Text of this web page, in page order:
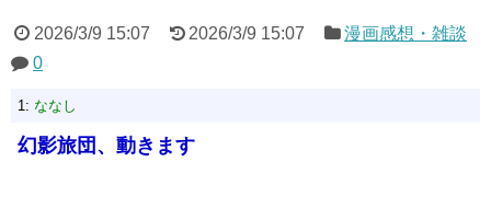
2026/3/9 15:07 2026/3/9 15:07
漫画感想・雑談
0
1: ななし
幻影旅団、動きます